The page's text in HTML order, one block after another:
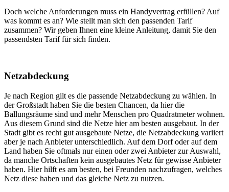
Doch welche Anforderungen muss ein Handyvertrag erfüllen? Auf
was kommt es an? Wie stellt man sich den passenden Tarif
zusammen? Wir geben Ihnen eine kleine Anleitung, damit Sie den
passendsten Tarif für sich finden.
Netzabdeckung
Je nach Region gilt es die passende Netzabdeckung zu wählen. In
der Großstadt haben Sie die besten Chancen, da hier die
Ballungsräume sind und mehr Menschen pro Quadratmeter wohnen.
Aus diesem Grund sind die Netze hier am besten ausgebaut. In der
Stadt gibt es recht gut ausgebaute Netze, die Netzabdeckung variiert
aber je nach Anbieter unterschiedlich. Auf dem Dorf oder auf dem
Land haben Sie oftmals nur einen oder zwei Anbieter zur Auswahl,
da manche Ortschaften kein ausgebautes Netz für gewisse Anbieter
haben. Hier hilft es am besten, bei Freunden nachzufragen, welches
Netz diese haben und das gleiche Netz zu nutzen.